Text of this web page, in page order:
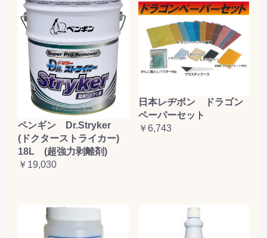
ペンギン Dr.Stryker
(ドクターストライカー)
18L (超強力剥離剤)
￥19,030
日本レヂボン ドラゴン
ペーパーセット
￥6,743